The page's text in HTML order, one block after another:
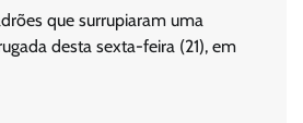
que surrupiaram uma
desta sexta-feira (21), em